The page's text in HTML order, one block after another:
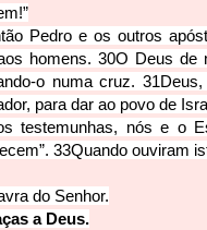
Pedro e os outros
homens. 30O Deus de
o numa cruz. 31
para dar ao povo de
testemunhas, nós e o
33Quando ouviram
do Senhor.
a Deus.